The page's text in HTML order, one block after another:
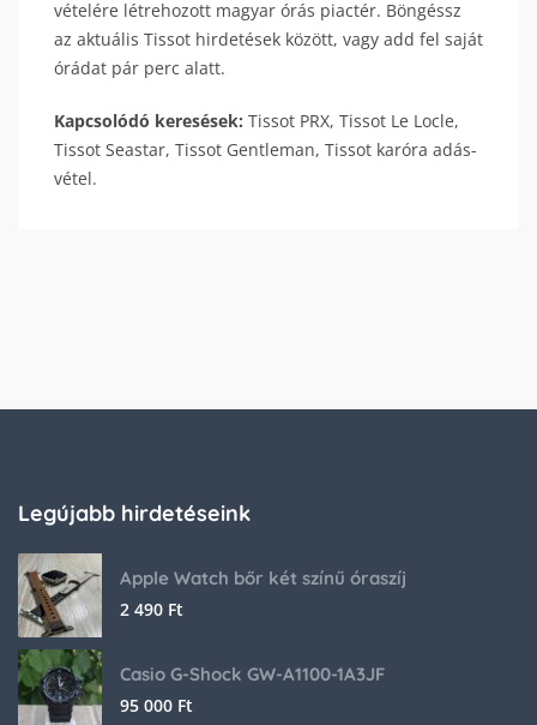
vételére létrehozott magyar órás piactér. Böngéssz
az aktuális Tissot hirdetések között, vagy add fel saját
órádat pár perc alatt.
Kapcsolódó keresések: Tissot PRX, Tissot Le Locle,
Tissot Seastar, Tissot Gentleman, Tissot karóra adás-
vétel.
Legújabb hirdetéseink
Apple Watch bőr két színű óraszíj
2 490 Ft
Casio G-Shock GW-A1100-1A3JF
95 000 Ft